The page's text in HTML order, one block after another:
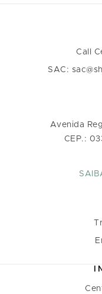
Call
SAC:
Avenida
CEP.: